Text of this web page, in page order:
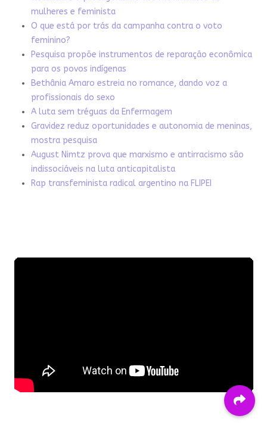
mulheres e feminista
O que está por trás da campanha contra o voto
feminino?
Pesquisa propõe instrumentos de reparação econômica
para os povos indígenas
Bethânia Amaro estreia no romance, dando voz a
profissionais do sexo
A luta sem tréguas da Enfermagem
Gravidez reduz oportunidades e autonomia de meninas,
mostra pesquisa
August Nimtz prova que marxismo e antirracismo são
indissociáveis na luta anticapitalista
Rap transfeminista radical argentino na FLIPEI